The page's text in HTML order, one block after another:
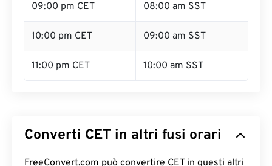
09:00 pm CET 08:00 am SST
10:00 pm CET 09:00 am SST
11:00 pm CET 10:00 am SST
Converti CET in altri fusi orari
FreeConvert.com può convertire CET in questi altri